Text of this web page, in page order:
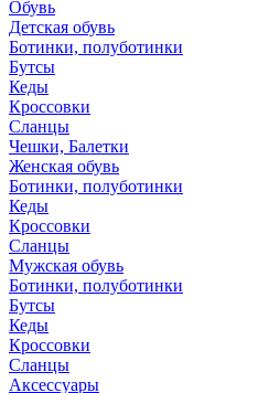
Обувь
Детская обувь
Ботинки, полуботинки
Бутсы
Кеды
Кроссовки
Сланцы
Чешки, Балетки
Женская обувь
Ботинки, полуботинки
Кеды
Кроссовки
Сланцы
Мужская обувь
Ботинки, полуботинки
Бутсы
Кеды
Кроссовки
Сланцы
Аксессуары